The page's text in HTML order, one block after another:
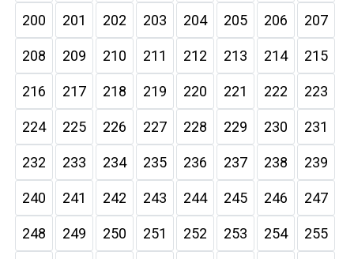
200 201 202 203 204 205 206 207
208 209 210 211 212 213 214 215
216 217 218 219 220 221 222 223
224 225 226 227 228 229 230 231
232 233 234 235 236 237 238 239
240 241 242 243 244 245 246 247
248 249 250 251 252 253 254 255